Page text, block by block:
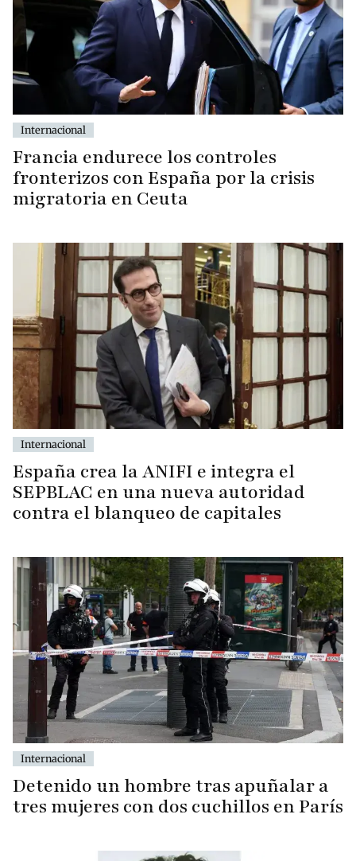
Internacional
Francia endurece los controles
fronterizos con España por la crisis
migratoria en Ceuta
Internacional
España crea la ANIFI e integra el
SEPBLAC en una nueva autoridad
contra el blanqueo de capitales
Internacional
Detenido un hombre tras apuñalar a
tres mujeres con dos cuchillos en París